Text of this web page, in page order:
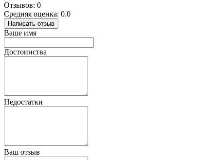
Отзывов: 0
Средняя оценка: 0.0
Написать отзыв
Ваше имя
Достоинства
Недостатки
Ваш отзыв